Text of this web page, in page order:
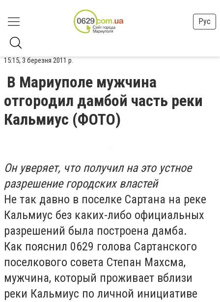
Рус
15:15, 3 березня 2011 р.
В Мариуполе мужчина
отгородил дамбой часть реки
Кальмиус (ФОТО)
Он уверяет, что получил на это устное
разрешение городских властей
Не так давно в поселке Сартана на реке
Кальмиус без каких-либо официальных
разрешений была построена дамба.
Как пояснил 0629 голова Сартанского
поселкового совета Степан Махсма,
мужчина, который проживает вблизи
реки Кальмиус по личной инициативе